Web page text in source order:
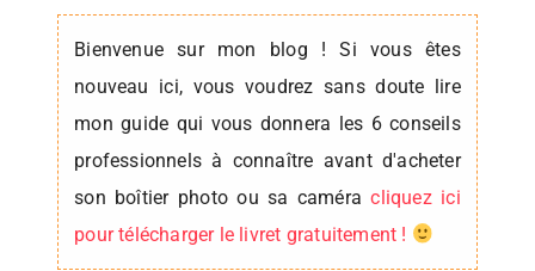
Bienvenue sur mon blog ! Si vous êtes
nouveau ici, vous voudrez sans doute lire
mon guide qui vous donnera les 6 conseils
professionnels à connaître avant d'acheter
son boîtier photo ou sa caméracliquez ici
pour télécharger le livret gratuitement !